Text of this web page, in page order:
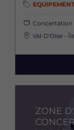
Concertation
Val-D'Oise -
ZONE